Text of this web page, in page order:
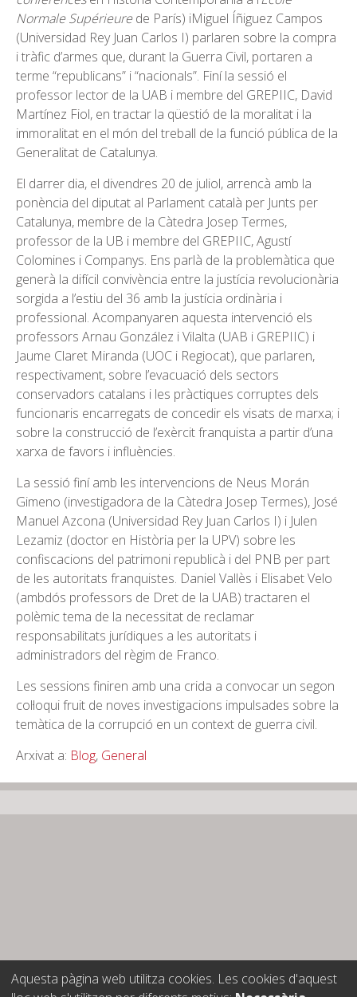
Normale Supérieurede París) iMiguel Íñiguez Campos
(Universidad Rey Juan Carlos I) parlaren sobre la compra
i tràfic d’armes que, durant la Guerra Civil, portaren a
terme “republicans” i “nacionals”. Finí la sessió el
professor lector de la UAB i membre del GREPIIC, David
Martínez Fiol, en tractar la qüestió de la moralitat i la
immoralitat en el món del treball de la funció pública de la
Generalitat de Catalunya.
El darrer dia, el divendres 20 de juliol, arrencà amb la
ponència del diputat al Parlament català per Junts per
Catalunya, membre de la Càtedra Josep Termes,
professor de la UB i membre del GREPIIC, Agustí
Colomines i Companys. Ens parlà de la problemàtica que
generà la difícil convivència entre la justícia revolucionària
sorgida a l’estiu del 36 amb la justícia ordinària i
professional. Acompanyaren aquesta intervenció els
professors Arnau González i Vilalta (UAB i GREPIIC) i
Jaume Claret Miranda (UOC i Regiocat), que parlaren,
respectivament, sobre l’evacuació dels sectors
conservadors catalans i les pràctiques corruptes dels
funcionaris encarregats de concedir els visats de marxa; i
sobre la construcció de l’exèrcit franquista a partir d’una
xarxa de favors i influències.
La sessió finí amb les intervencions de Neus Morán
Gimeno (investigadora de la Càtedra Josep Termes), José
Manuel Azcona (Universidad Rey Juan Carlos I) i Julen
Lezamiz (doctor en Història per la UPV) sobre les
confiscacions del patrimoni republicà i del PNB per part
de les autoritats franquistes. Daniel Vallès i Elisabet Velo
(ambdós professors de Dret de la UAB) tractaren el
polèmic tema de la necessitat de reclamar
responsabilitats jurídiques a les autoritats i
administradors del règim de Franco.
Les sessions finiren amb una crida a convocar un segon
col·loqui fruit de noves investigacions impulsades sobre la
temàtica de la corrupció en un context de guerra civil.
Arxivat a: Blog, General
Aquesta pàgina web utilitza cookies. Les cookies d'aquest